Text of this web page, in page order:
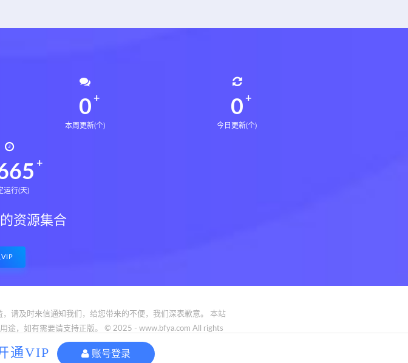
0
本周更新(个)
0
今日更新(个)
运行(天)
资源集合
VIP
请及时来信通知我们，给您带来的不便，我们深表歉意。 本站
途，如有需要请支持正版。 © 2025 - www.bfya.com All rights
通VIP 账号登录